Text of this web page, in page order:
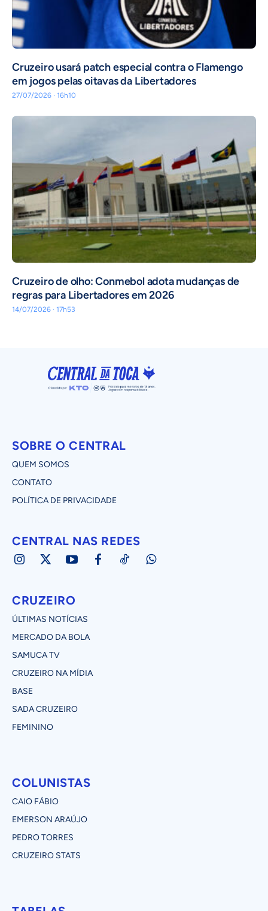
Cruzeiro usará patch especial contra o Flamengo
em jogos pelas oitavas da Libertadores
27/07/2026 · 16h10
Cruzeiro de olho: Conmebol adota mudanças de
regras para Libertadores em 2026
14/07/2026 · 17h53
SOBRE O CENTRAL
QUEM SOMOS
CONTATO
POLÍTICA DE PRIVACIDADE
CENTRAL NAS REDES
CRUZEIRO
ÚLTIMAS NOTÍCIAS
MERCADO DA BOLA
SAMUCA TV
CRUZEIRO NA MÍDIA
BASE
SADA CRUZEIRO
FEMININO
COLUNISTAS
CAIO FÁBIO
EMERSON ARAÚJO
PEDRO TORRES
CRUZEIRO STATS